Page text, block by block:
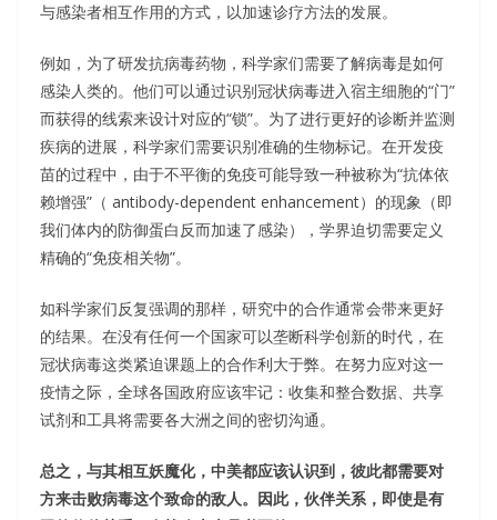
与感染者相互作用的方式，以加速诊疗方法的发展。
例如，为了研发抗病毒药物，科学家们需要了解病毒是如何
感染人类的。他们可以通过识别冠状病毒进入宿主细胞的“门”
而获得的线索来设计对应的“锁”。为了进行更好的诊断并监测
疾病的进展，科学家们需要识别准确的生物标记。在开发疫
苗的过程中，由于不平衡的免疫可能导致一种被称为“抗体依
赖增强”（ antibody-dependent enhancement）的现象（即
我们体内的防御蛋白反而加速了感染），学界迫切需要定义
精确的“免疫相关物”。
如科学家们反复强调的那样，研究中的合作通常会带来更好
的结果。在没有任何一个国家可以垄断科学创新的时代，在
冠状病毒这类紧迫课题上的合作利大于弊。在努力应对这一
疫情之际，全球各国政府应该牢记：收集和整合数据、共享
试剂和工具将需要各大洲之间的密切沟通。
总之，与其相互妖魔化，中美都应该认识到，彼此都需要对
方来击败病毒这个致命的敌人。因此，伙伴关系，即使是有